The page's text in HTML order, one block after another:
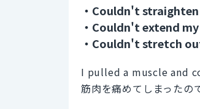
・Couldn't
・Couldn't extend
・Couldn't stretch
I pulled a muscle and
筋肉を痛めてしまったの